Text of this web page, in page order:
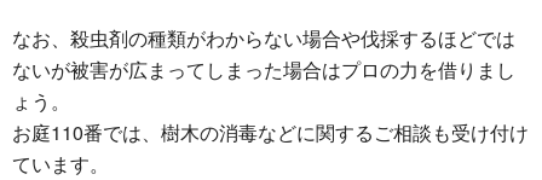
なお、殺虫剤の種類がわからない場合や伐採するほどでは
ないが被害が広まってしまった場合はプロの力を借りまし
ょう。
お庭110番では、樹木の消毒などに関するご相談も受け付け
ています。